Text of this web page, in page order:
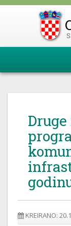
KREIRANO: